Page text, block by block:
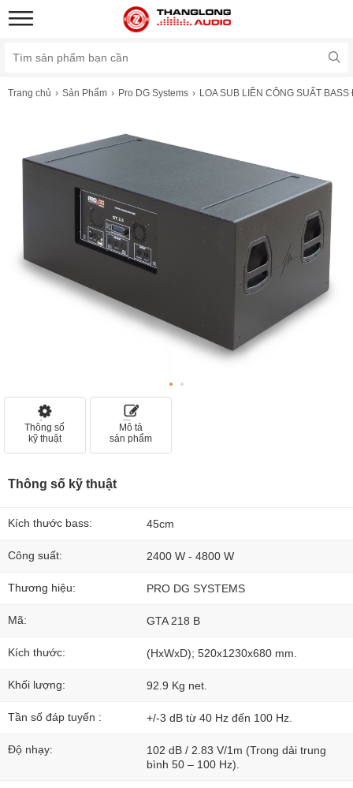
Trang chủ Sản Phẩm Pro DG Systems LOA SUB LIỀN CÔNG SUẤT
Thông số
kỹ thuật
Mô tả
sản phẩm
Thông số kỹ thuật
Kích thước bass: 45cm
Công suất: 2400 W - 4800 W
Thương hiệu: PRO DG SYSTEMS
Mã: GTA 218 B
Kích thước: (HxWxD); 520x1230x680 mm.
Khối lượng: 92.9 Kg net.
Tần số đáp tuyến : +/-3 dB từ 40 Hz đến 100 Hz.
Độ nhạy:
102 dB / 2.83 V/1m (Trong dải trung
bình 50 – 100 Hz).